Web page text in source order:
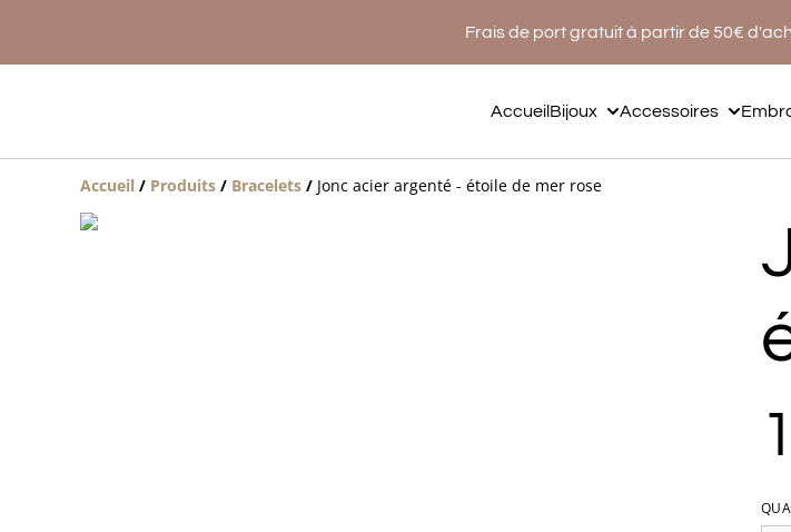
Frais de port gratuit à partir de 50€
AccueilBijoux Accessoires
Accueil / Produits / Bracelets / Jonc acier argenté - étoile de mer rose